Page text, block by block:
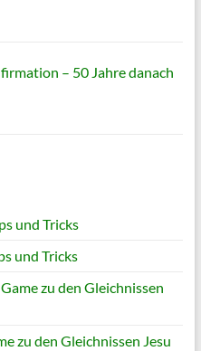
– 50 Jahre danach
und Tricks
und Tricks
zu den Gleichnissen
zu den Gleichnissen Jesu